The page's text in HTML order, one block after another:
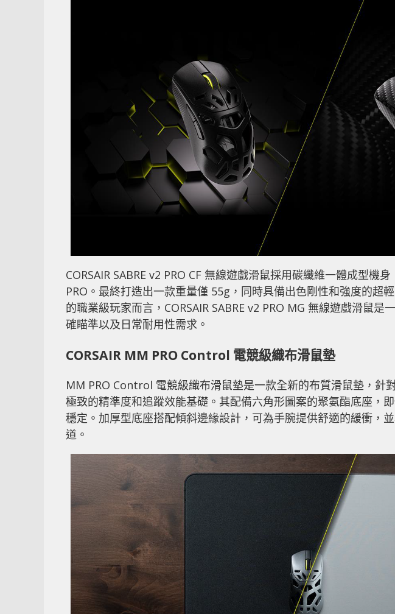
CORSAIR SABRE v2 PRO CF 無線遊戲滑鼠採用碳纖維一體成型機
PRO。最終打造出一款重量僅 55g，同時具備出色剛性和強度的超
的職業級玩家而言，CORSAIR SABRE v2 PRO MG 無線遊戲滑鼠
確瞄準以及日常耐用性需求。
CORSAIR MM PRO Control 電競級織布滑鼠墊
MM PRO Control 電競級織布滑鼠墊是一款全新的布質滑鼠墊，針
極致的精準度和追蹤效能基礎。其配備六角形圖案的聚氨酯底座，
穩定。加厚型底座搭配傾斜邊緣設計，可為手腕提供舒適的緩衝，
道。